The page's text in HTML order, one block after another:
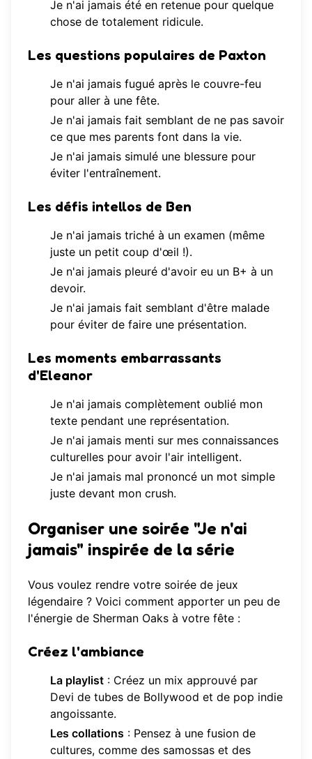
Je n'ai jamais été en retenue pour quelque
chose de totalement ridicule.
Les questions populaires de Paxton
Je n'ai jamais fugué après le couvre-feu
pour aller à une fête.
Je n'ai jamais fait semblant de ne pas savoir
ce que mes parents font dans la vie.
Je n'ai jamais simulé une blessure pour
éviter l'entraînement.
Les défis intellos de Ben
Je n'ai jamais triché à un examen (même
juste un petit coup d'œil !).
Je n'ai jamais pleuré d'avoir eu un B+ à un
devoir.
Je n'ai jamais fait semblant d'être malade
pour éviter de faire une présentation.
Les moments embarrassants
d'Eleanor
Je n'ai jamais complètement oublié mon
texte pendant une représentation.
Je n'ai jamais menti sur mes connaissances
culturelles pour avoir l'air intelligent.
Je n'ai jamais mal prononcé un mot simple
juste devant mon crush.
Organiser une soirée "Je n'ai
jamais" inspirée de la série
Vous voulez rendre votre soirée de jeux
légendaire ? Voici comment apporter un peu de
l'énergie de Sherman Oaks à votre fête :
Créez l'ambiance
La playlist : Créez un mix approuvé par
Devi de tubes de Bollywood et de pop indie
angoissante.
Les collations : Pensez à une fusion de
cultures, comme des samossas et des